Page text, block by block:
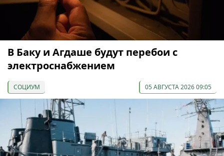
В Баку и Агдаше будут перебои с
электроснабжением
СОЦИУМ 05 АВГУСТА 2026 09:05